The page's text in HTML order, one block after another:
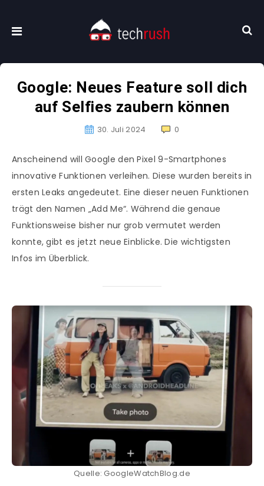
Google: Neues Feature soll dich
auf Selfies zaubern können
30. Juli 2024 0
Anscheinend will Google den Pixel 9-Smartphones
innovative Funktionen verleihen. Diese wurden bereits in
ersten Leaks angedeutet. Eine dieser neuen Funktionen
trägt den Namen „Add Me“. Während die genaue
Funktionsweise bisher nur grob vermutet werden
konnte, gibt es jetzt neue Einblicke. Die wichtigsten
Infos im Überblick.
Quelle: GoogleWatchBlog.de